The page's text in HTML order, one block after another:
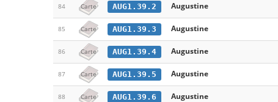
84 Carte AUG1.39.2 Augustine
85 Carte AUG1.39.3 Augustine
86 Carte AUG1.39.4 Augustine
87 Carte AUG1.39.5 Augustine
88 Carte AUG1.39.6 Augustine